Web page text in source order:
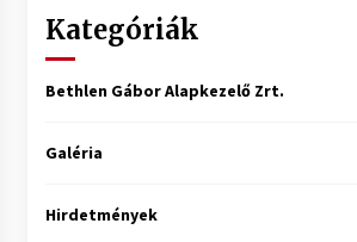
Kategóriák
Bethlen Gábor Alapkezelő Zrt.
Galéria
Hirdetmények